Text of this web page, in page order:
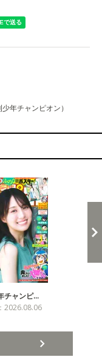
年チャンピオン）
チャンピ…
2026.08.06